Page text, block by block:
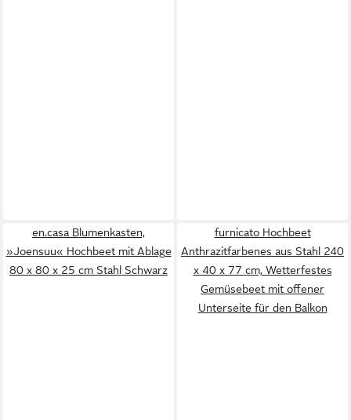
en.casa Blumenkasten,
»Joensuu« Hochbeet mit Ablage
80 x 80 x 25 cm Stahl Schwarz
furnicato Hochbeet
Anthrazitfarbenes aus Stahl 240
x 40 x 77 cm, Wetterfestes
Gemüsebeet mit offener
Unterseite für den Balkon